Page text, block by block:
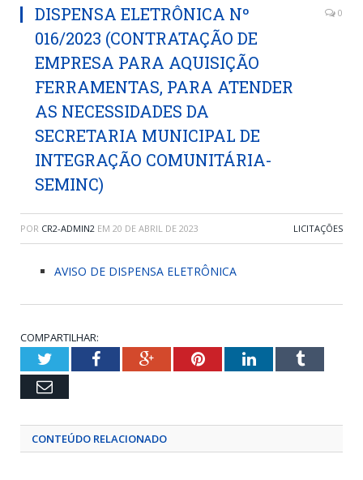
DISPENSA ELETRÔNICA Nº
016/2023 (CONTRATAÇÃO DE
EMPRESA PARA AQUISIÇÃO
FERRAMENTAS, PARA ATENDER
AS NECESSIDADES DA
SECRETARIA MUNICIPAL DE
INTEGRAÇÃO COMUNITÁRIA-
SEMINC)
0
POR CR2-ADMIN2 EM 20 DE ABRIL DE 2023 LICITAÇÕES
AVISO DE DISPENSA ELETRÔNICA
COMPARTILHAR:
TwitterFacebookGoogle+PinterestLinkedInTumblr
Email
CONTEÚDO RELACIONADO